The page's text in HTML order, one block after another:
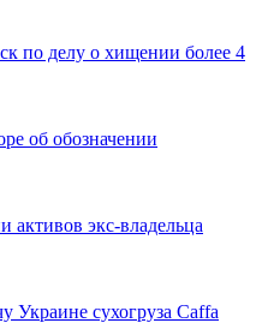
по делу о хищении более 4
об обозначении
активов экс-владельца
Украине сухогруза Caffa